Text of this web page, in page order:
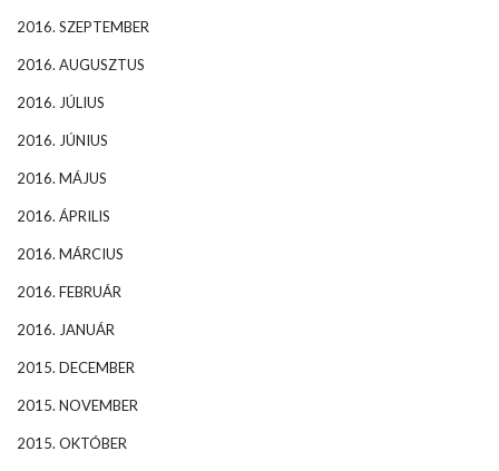
2016. SZEPTEMBER
2016. AUGUSZTUS
2016. JÚLIUS
2016. JÚNIUS
2016. MÁJUS
2016. ÁPRILIS
2016. MÁRCIUS
2016. FEBRUÁR
2016. JANUÁR
2015. DECEMBER
2015. NOVEMBER
2015. OKTÓBER